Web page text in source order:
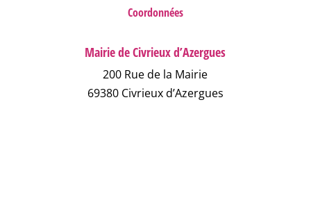
Coordonnées
Mairie de Civrieux d’Azergues
200 Rue de la Mairie
69380 Civrieux d’Azergues